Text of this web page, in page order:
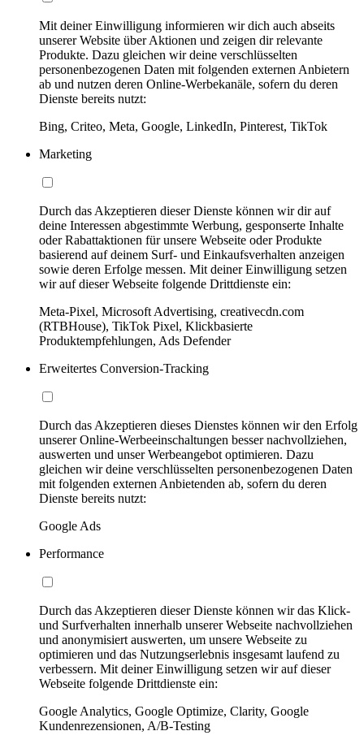
Mit deiner Einwilligung informieren wir dich auch abseits
unserer Website über Aktionen und zeigen dir relevante
Produkte. Dazu gleichen wir deine verschlüsselten
personenbezogenen Daten mit folgenden externen Anbietern
ab und nutzen deren Online-Werbekanäle, sofern du deren
Dienste bereits nutzt:
Bing, Criteo, Meta, Google, LinkedIn, Pinterest, TikTok
Marketing
Durch das Akzeptieren dieser Dienste können wir dir auf
deine Interessen abgestimmte Werbung, gesponserte Inhalte
oder Rabattaktionen für unsere Webseite oder Produkte
basierend auf deinem Surf- und Einkaufsverhalten anzeigen
sowie deren Erfolge messen. Mit deiner Einwilligung setzen
wir auf dieser Webseite folgende Drittdienste ein:
Meta-Pixel, Microsoft Advertising, creativecdn.com
(RTBHouse), TikTok Pixel, Klickbasierte
Produktempfehlungen, Ads Defender
Erweitertes Conversion-Tracking
Durch das Akzeptieren dieses Dienstes können wir den Erfolg
unserer Online-Werbeeinschaltungen besser nachvollziehen,
auswerten und unser Werbeangebot optimieren. Dazu
gleichen wir deine verschlüsselten personenbezogenen Daten
mit folgenden externen Anbietenden ab, sofern du deren
Dienste bereits nutzt:
Google Ads
Performance
Durch das Akzeptieren dieser Dienste können wir das Klick-
und Surfverhalten innerhalb unserer Webseite nachvollziehen
und anonymisiert auswerten, um unsere Webseite zu
optimieren und das Nutzungserlebnis insgesamt laufend zu
verbessern. Mit deiner Einwilligung setzen wir auf dieser
Webseite folgende Drittdienste ein:
Google Analytics, Google Optimize, Clarity, Google
Kundenrezensionen, A/B-Testing